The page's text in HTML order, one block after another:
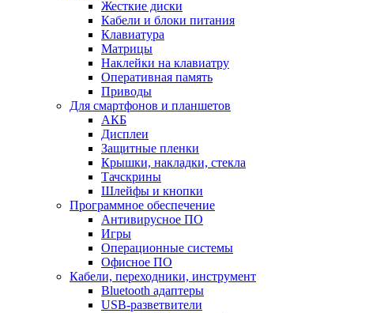
Жесткие диски
Кабели и блоки питания
Клавиатура
Матрицы
Наклейки на клавиатру
Оперативная память
Приводы
Для смартфонов и планшетов
АКБ
Дисплеи
Защитные пленки
Крышки, накладки, стекла
Тачскрины
Шлейфы и кнопки
Программное обеспечение
Антивирусное ПО
Игры
Операционные системы
Офисное ПО
Кабели, переходники, инструмент
Bluetooth адаптеры
USB-разветвители